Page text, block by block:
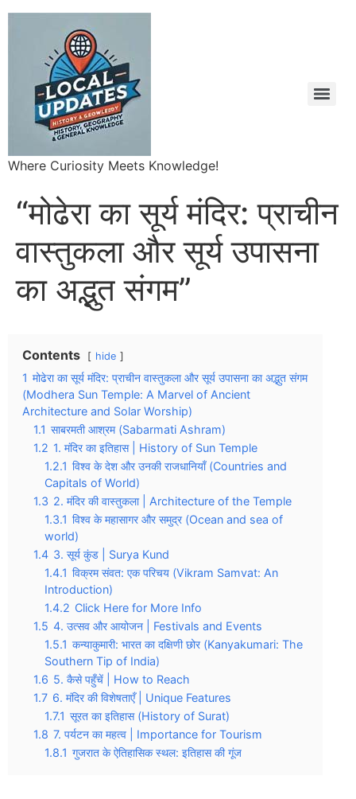
Where Curiosity Meets Knowledge!
“मोढेरा का सूर्य मंदिर: प्राचीन
वास्तुकला और सूर्य उपासना
का अद्भुत संगम”
Contents hide
1 मोढेरा का सूर्य मंदिर: प्राचीन वास्तुकला और सूर्य उपासना का अद्भुत संगम
(Modhera Sun Temple: A Marvel of Ancient
Architecture and Solar Worship)
1.1 साबरमती आश्रम (Sabarmati Ashram)
1.2 1. मंदिर का इतिहास | History of Sun Temple
1.2.1 विश्व के देश और उनकी राजधानियाँ (Countries and
Capitals of World)
1.3 2. मंदिर की वास्तुकला | Architecture of the Temple
1.3.1 विश्व के महासागर और समुद्र (Ocean and sea of
world)
1.4 3. सूर्य कुंड | Surya Kund
1.4.1 विक्रम संवत: एक परिचय (Vikram Samvat: An
Introduction)
1.4.2 Click Here for More Info
1.5 4. उत्सव और आयोजन | Festivals and Events
1.5.1 कन्याकुमारी: भारत का दक्षिणी छोर (Kanyakumari: The
Southern Tip of India)
1.6 5. कैसे पहुँचें | How to Reach
1.7 6. मंदिर की विशेषताएँ | Unique Features
1.7.1 सूरत का इतिहास (History of Surat)
1.8 7. पर्यटन का महत्व | Importance for Tourism
1.8.1 गुजरात के ऐतिहासिक स्थल: इतिहास की गूंज